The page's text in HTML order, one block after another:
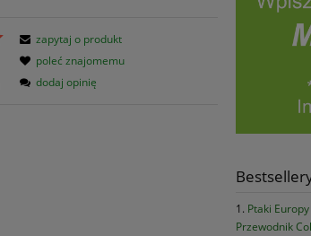
zapytaj o produkt
poleć znajomemu
dodaj opinię
Ptaki
Przewodnik